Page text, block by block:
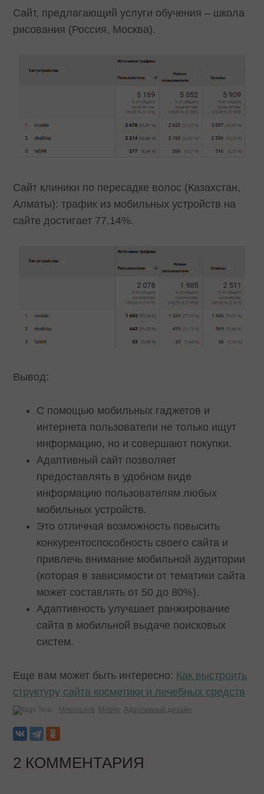
Сайт, предлагающий услуги обучения – школа
рисования (Россия, Москва).
Сайт клиники по пересадке волос (Казахстан,
Алматы): трафик из мобильных устройств на
сайте достигает 77,14%.
Вывод:
С помощью мобильных гаджетов и
интернета пользователи не только ищут
информацию, но и совершают покупки.
Адаптивный сайт позволяет
предоставлять в удобном виде
информацию пользователям любых
мобильных устройств.
Это отличная возможность повысить
конкурентоспособность своего сайта и
привлечь внимание мобильной аудитории
(которая в зависимости от тематики сайта
может составлять от 50 до 80%).
Адаптивность улучшает ранжирование
сайта в мобильной выдаче поисковых
систем.
Еще вам может быть интересно: Как выстроить
структуру сайта косметики и лечебных средств
Теги: Многослов Mobile Адаптивный дизайн
2 КОММЕНТАРИЯ